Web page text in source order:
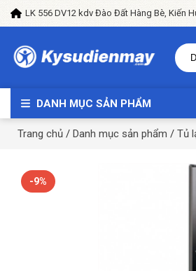
LK 556 DV12 kdv Đào Đất Hàng Bè, Kiến
DANH MỤC SẢN PHẨM
Trang chủ / Danh mục sản phẩm / Tủ
-9%